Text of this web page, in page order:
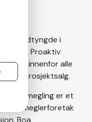
hovedtyngde i
Proaktiv
innenfor alle
og prosjektsalg.
er et
Boa